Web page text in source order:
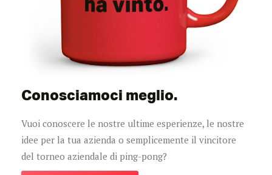
Conosciamoci meglio.
Vuoi conoscere le nostre ultime esperienze, le nostre
idee per la tua azienda o semplicemente il vincitore
del torneo aziendale di ping-pong?